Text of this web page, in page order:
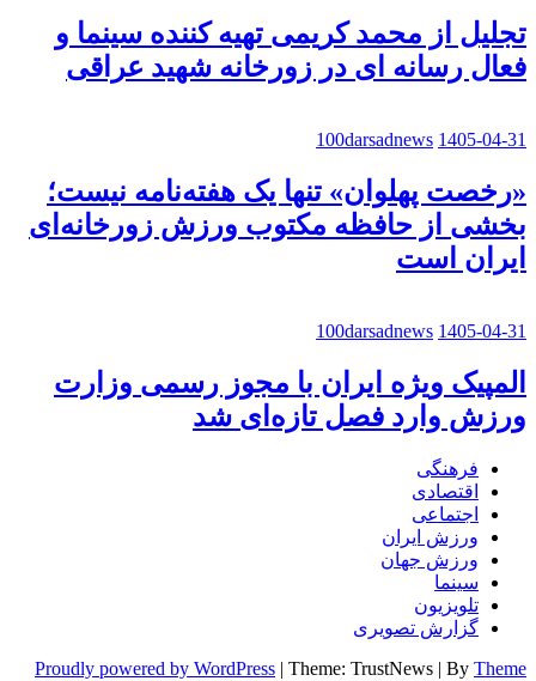
تجلیل از محمد کریمی تهیه کننده سینما و
فعال رسانه ای در زورخانه شهید عراقی
100darsadnews 1405-04-31
«رخصت پهلوان» تنها یک هفته‌نامه نیست؛
بخشی از حافظه مکتوب ورزش زورخانه‌ای
ایران است
100darsadnews 1405-04-31
المپیک ویژه ایران با مجوز رسمی وزارت
ورزش وارد فصل تازه‌ای شد
فرهنگی
اقتصادی
اجتماعی
ورزش ایران
ورزش جهان
سینما
تلویزیون
گزارش تصویری
Proudly powered by WordPress | Theme: TrustNews | By Theme